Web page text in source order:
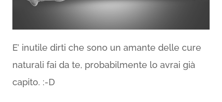
E’ inutile dirti che sono un amante delle cure
naturali fai da te, probabilmente lo avrai già
capito. :-D